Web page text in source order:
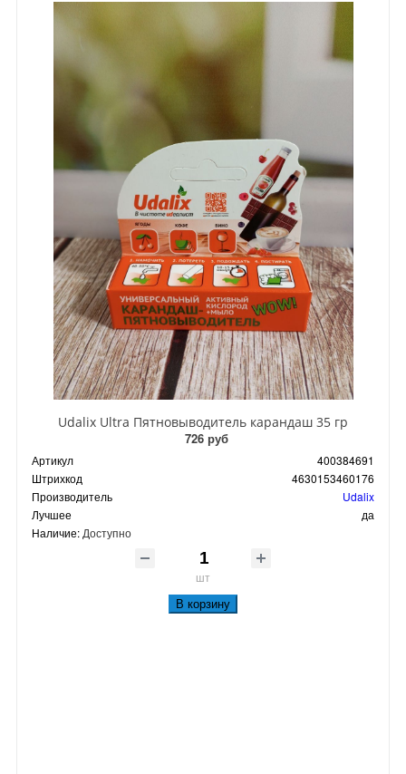
Udalix Ultra Пятновыводитель карандаш 35 гр
726 руб
Артикул
400384691
Штрихкод
4630153460176
Производитель
Udalix
Лучшее
да
Наличие: Доступно
шт
В корзину